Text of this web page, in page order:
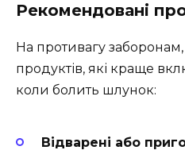
Рекомендовані
На противагу
продуктів, які краще
коли болить шлунок:
Відварені або